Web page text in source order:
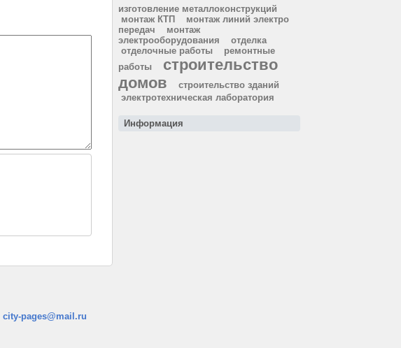
изготовление металлоконструкций
монтаж КТП
монтаж линий электро
передач
монтаж
электрооборудования
отделка
отделочные работы
ремонтные
работы
строительство
домов
строительство зданий
электротехническая лаборатория
Информация
city-pages@mail.ru